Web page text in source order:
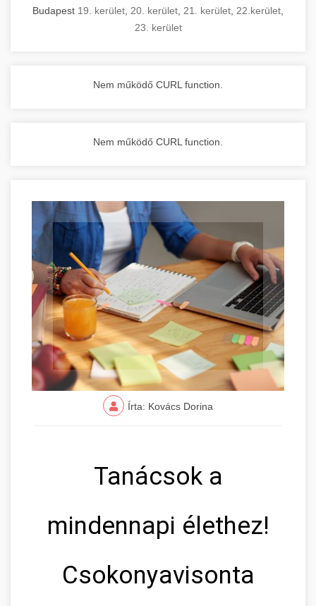
Budapest 19. kerület 20. kerület 21. kerület 22.kerület
23. kerület
Nem működő CURL function.
Nem működő CURL function.
Írta: Kovács Dorina
Tanácsok a
mindennapi élethez!
Csokonyavisonta